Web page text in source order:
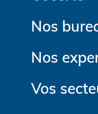
Nos
Nos
Vos